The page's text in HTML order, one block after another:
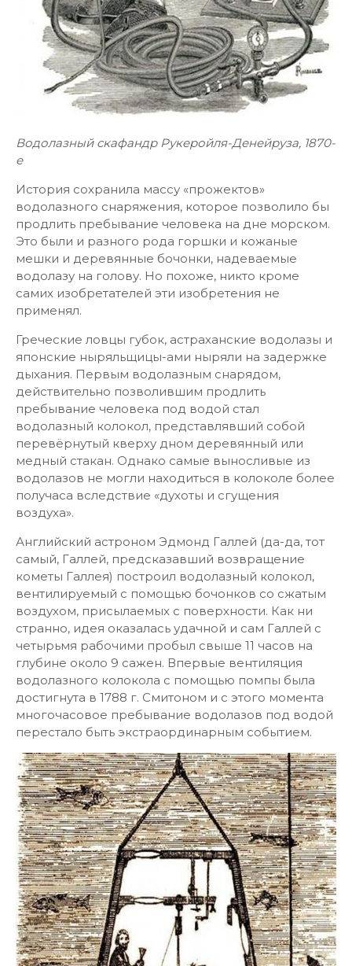
Водолазный скафандр Рукеройля-Денейруза, 1870-
е
История сохранила массу «прожектов»
водолазного снаряжения, которое позволило бы
продлить пребывание человека на дне морском.
Это были и разного рода горшки и кожаные
мешки и деревянные бочонки, надеваемые
водолазу на голову. Но похоже, никто кроме
самих изобретателей эти изобретения не
применял.
Греческие ловцы губок, астраханские водолазы и
японские ныряльщицы-ами ныряли на задержке
дыхания. Первым водолазным снарядом,
действительно позволившим продлить
пребывание человека под водой стал
водолазный колокол, представлявший собой
перевёрнутый кверху дном деревянный или
медный стакан. Однако самые выносливые из
водолазов не могли находиться в колоколе более
получаса вследствие «духоты и сгущения
воздуха».
Английский астроном Эдмонд Галлей (да-да, тот
самый, Галлей, предсказавший возвращение
кометы Галлея) построил водолазный колокол,
вентилируемый с помощью бочонков со сжатым
воздухом, присылаемых с поверхности. Как ни
странно, идея оказалась удачной и сам Галлей с
четырьмя рабочими пробыл свыше 11 часов на
глубине около 9 сажен. Впервые вентиляция
водолазного колокола с помощью помпы была
достигнута в 1788 г. Смитоном и с этого момента
многочасовое пребывание водолазов под водой
перестало быть экстраординарным событием.